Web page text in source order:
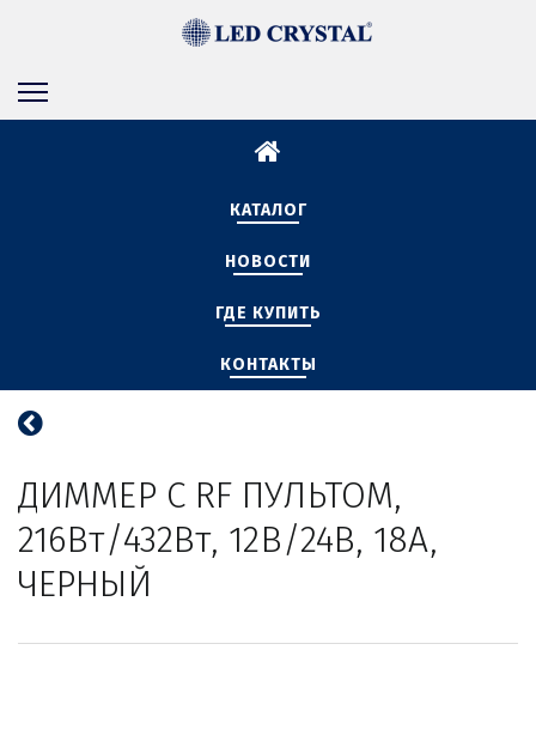
КАТАЛОГ
НОВОСТИ
ГДЕ КУПИТЬ
КОНТАКТЫ
ДИММЕР С RF ПУЛЬТОМ,
216Вт/432Вт, 12В/24В, 18А,
ЧЕРНЫЙ